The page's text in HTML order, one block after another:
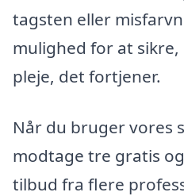
tagsten eller
mulighed for at
pleje, det fortjener.
Når du bruger vores
modtage tre gratis
tilbud fra flere